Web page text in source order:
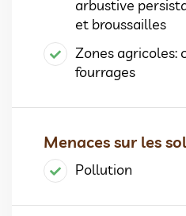
arbustive
et broussailles
Zones agricoles:
fourrages
Menaces sur les
Pollution